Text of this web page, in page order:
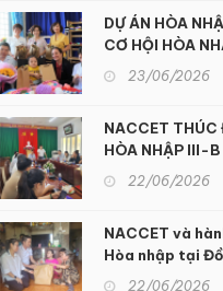
DỰ ÁN HÒA
CƠ HỘI HÒA
CHẤT LƯỢNG
NGƯỜI
23/06/2026
NACCET THÚC
HÒA NHẬP III-
ĐỒNG NAI: Hỗ
nâng cao dịch
tật và nạn
cam
22/06/2026
NACCET và
Hòa nhập tại
gánh nặng nhọc
22/06/2026